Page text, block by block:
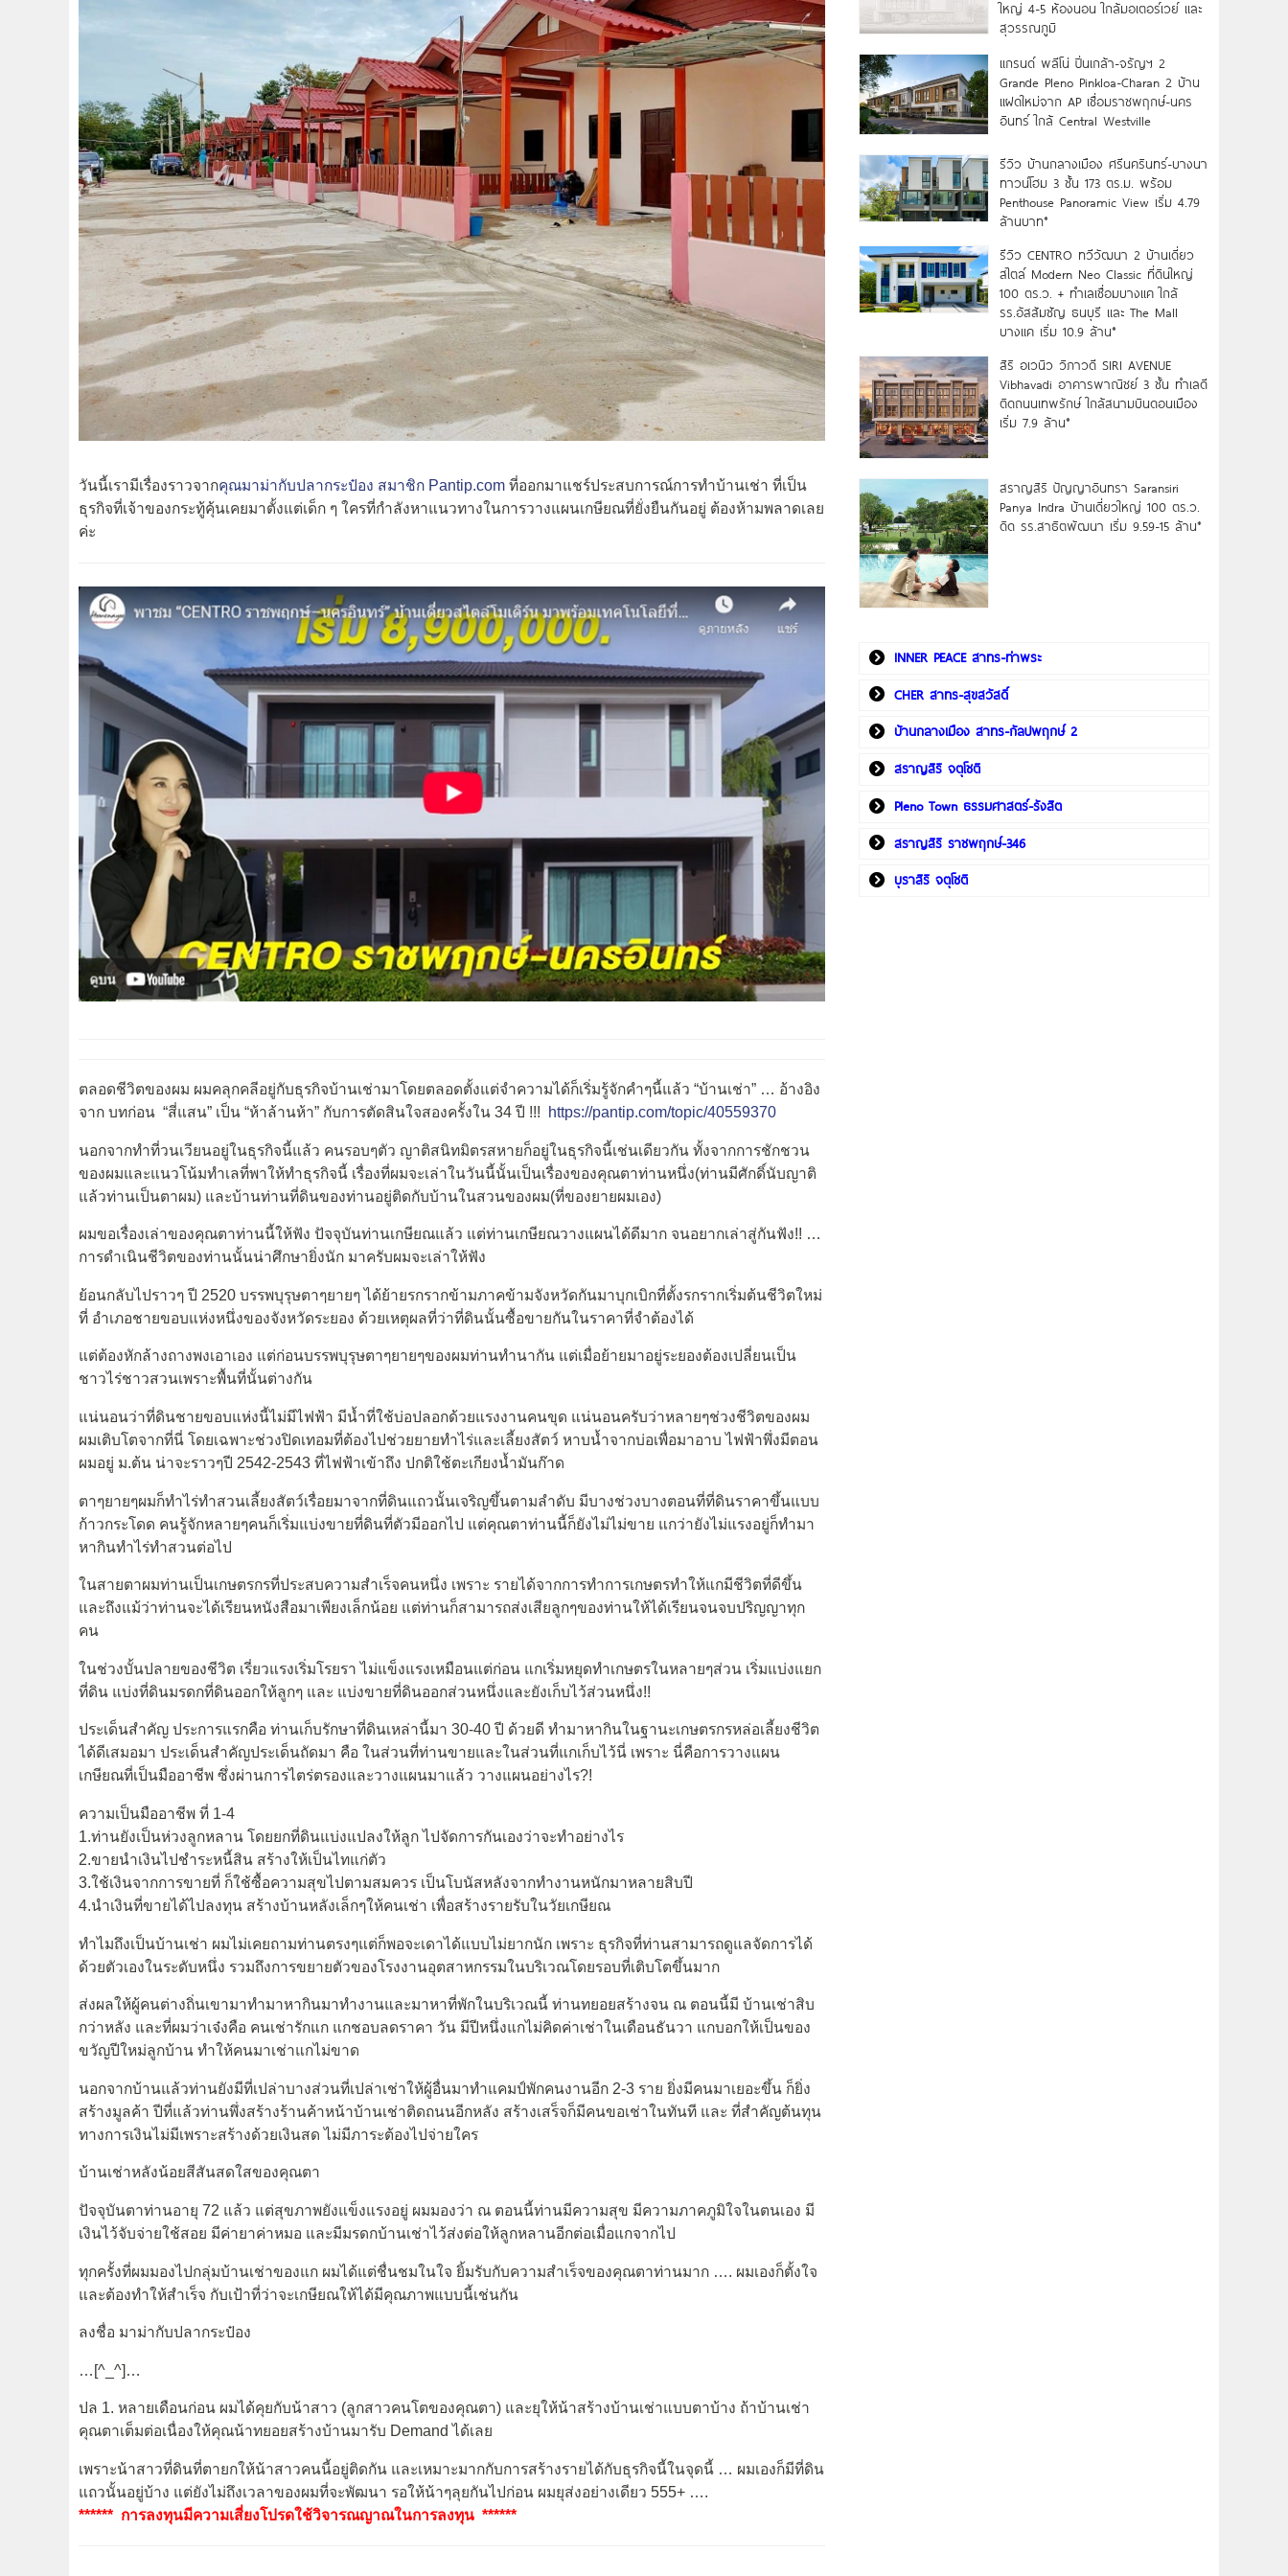
วันนี้เรามีเรื่องราวจากคุณมาม่ากับปลากระป๋อง สมาชิก Pantip.com ที่ออกมาแชร์ประสบการณ์การทำบ้านเช่า ที่เป็น
ธุรกิจที่เจ้าของกระทู้คุ้นเคยมาตั้งแต่เด็ก ๆ ใครที่กำลังหาแนวทางในการวางแผนเกษียณที่ยั่งยืนกันอยู่ ต้องห้ามพลาดเลย
ค่ะ
ตลอดชีวิตของผม ผมคลุกคลีอยู่กับธุรกิจบ้านเช่ามาโดยตลอดตั้งแต่จำความได้ก็เริ่มรู้จักคำๆนี้แล้ว “บ้านเช่า” … อ้างอิง
จาก บทก่อน “สี่แสน” เป็น “ห้าล้านห้า” กับการตัดสินใจสองครั้งใน 34 ปี !!!
https://pantip.com/topic/40559370
นอกจากทำที่วนเวียนอยู่ในธุรกิจนี้แล้ว คนรอบๆตัว ญาติสนิทมิตรสหายก็อยู่ในธุรกิจนี้เช่นเดียวกัน ทั้งจากการชักชวน
ของผมและแนวโน้มทำเลที่พาให้ทำธุรกิจนี้ เรื่องที่ผมจะเล่าในวันนี้นั้นเป็นเรื่องของคุณตาท่านหนึ่ง(ท่านมีศักดิ์นับญาติ
แล้วท่านเป็นตาผม) และบ้านท่านที่ดินของท่านอยู่ติดกับบ้านในสวนของผม(ที่ของยายผมเอง)
ผมขอเรื่องเล่าของคุณตาท่านนี้ให้ฟัง ปัจจุบันท่านเกษียณแล้ว แต่ท่านเกษียณวางแผนได้ดีมาก จนอยากเล่าสู่กันฟัง!! …
การดำเนินชีวิตของท่านนั้นน่าศึกษายิ่งนัก มาครับผมจะเล่าให้ฟัง
ย้อนกลับไปราวๆ ปี 2520 บรรพบุรุษตาๆยายๆ ได้ย้ายรกรากข้ามภาคข้ามจังหวัดกันมาบุกเบิกที่ตั้งรกรากเริ่มต้นชีวิตใหม่
ที่ อำเภอชายขอบแห่งหนึ่งของจังหวัดระยอง ด้วยเหตุผลที่ว่าที่ดินนั้นซื้อขายกันในราคาที่จำต้องได้
แต่ต้องหักล้างถางพงเอาเอง แต่ก่อนบรรพบุรุษตาๆยายๆของผมท่านทำนากัน แต่เมื่อย้ายมาอยู่ระยองต้องเปลี่ยนเป็น
ชาวไร่ชาวสวนเพราะพื้นที่นั้นต่างกัน
แน่นอนว่าที่ดินชายขอบแห่งนี้ไม่มีไฟฟ้า มีน้ำที่ใช้บ่อปลอกด้วยแรงงานคนขุด แน่นอนครับว่าหลายๆช่วงชีวิตของผม
ผมเติบโตจากที่นี่ โดยเฉพาะช่วงปิดเทอมที่ต้องไปช่วยยายทำไร่และเลี้ยงสัตว์ หาบน้ำจากบ่อเพื่อมาอาบ ไฟฟ้าพึ่งมีตอน
ผมอยู่ ม.ต้น น่าจะราวๆปี 2542-2543 ที่ไฟฟ้าเข้าถึง ปกติใช้ตะเกียงน้ำมันก๊าด
ตาๆยายๆผมก็ทำไร่ทำสวนเลี้ยงสัตว์เรื่อยมาจากที่ดินแถวนั้นเจริญขึ้นตามลำดับ มีบางช่วงบางตอนที่ที่ดินราคาขึ้นแบบ
ก้าวกระโดด คนรู้จักหลายๆคนก็เริ่มแบ่งขายที่ดินที่ตัวมีออกไป แต่คุณตาท่านนี้ก็ยังไม่ไม่ขาย แกว่ายังไม่แรงอยู่ก็ทำมา
หากินทำไร่ทำสวนต่อไป
ในสายตาผมท่านเป็นเกษตรกรที่ประสบความสำเร็จคนหนึ่ง เพราะ รายได้จากการทำการเกษตรทำให้แกมีชีวิตที่ดีขึ้น
และถึงแม้ว่าท่านจะได้เรียนหนังสือมาเพียงเล็กน้อย แต่ท่านก็สามารถส่งเสียลูกๆของท่านให้ได้เรียนจนจบปริญญาทุก
คน
ในช่วงบั้นปลายของชีวิต เรี่ยวแรงเริ่มโรยรา ไม่แข็งแรงเหมือนแต่ก่อน แกเริ่มหยุดทำเกษตรในหลายๆส่วน เริ่มแบ่งแยก
ที่ดิน แบ่งที่ดินมรดกที่ดินออกให้ลูกๆ และ แบ่งขายที่ดินออกส่วนหนึ่งและยังเก็บไว้ส่วนหนึ่ง!!
ประเด็นสำคัญ ประการแรกคือ ท่านเก็บรักษาที่ดินเหล่านี้มา 30-40 ปี ด้วยดี ทำมาหากินในฐานะเกษตรกรหล่อเลี้ยงชีวิต
ได้ดีเสมอมา ประเด็นสำคัญประเด็นถัดมา คือ ในส่วนที่ท่านขายและในส่วนที่แกเก็บไว้นี่ เพราะ นี่คือการวางแผน
เกษียณที่เป็นมืออาชีพ ซึ่งผ่านการไตร่ตรองและวางแผนมาแล้ว วางแผนอย่างไร?!
ความเป็นมืออาชีพ ที่ 1-4
1.ท่านยังเป็นห่วงลูกหลาน โดยยกที่ดินแบ่งแปลงให้ลูก ไปจัดการกันเองว่าจะทำอย่างไร
2.ขายนำเงินไปชำระหนี้สิน สร้างให้เป็นไทแก่ตัว
3.ใช้เงินจากการขายที่ ก็ใช้ซื้อความสุขไปตามสมควร เป็นโบนัสหลังจากทำงานหนักมาหลายสิบปี
4.นำเงินที่ขายได้ไปลงทุน สร้างบ้านหลังเล็กๆให้คนเช่า เพื่อสร้างรายรับในวัยเกษียณ
ทำไมถึงเป็นบ้านเช่า ผมไม่เคยถามท่านตรงๆแต่ก็พอจะเดาได้แบบไม่ยากนัก เพราะ ธุรกิจที่ท่านสามารถดูแลจัดการได้
ด้วยตัวเองในระดับหนึ่ง รวมถึงการขยายตัวของโรงงานอุตสาหกรรมในบริเวณโดยรอบที่เติบโตขึ้นมาก
ส่งผลให้ผู้คนต่างถิ่นเขามาทำมาหากินมาทำงานและมาหาที่พักในบริเวณนี้ ท่านทยอยสร้างจน ณ ตอนนี้มี บ้านเช่าสิบ
กว่าหลัง และที่ผมว่าเจ๋งคือ คนเช่ารักแก แกชอบลดราคา วัน มีปีหนึ่งแกไม่คิดค่าเช่าในเดือนธันวา แกบอกให้เป็นของ
ขวัญปีใหม่ลูกบ้าน ทำให้คนมาเช่าแกไม่ขาด
นอกจากบ้านแล้วท่านยังมีที่เปล่าบางส่วนที่เปล่าเช่าให้ผู้อื่นมาทำแคมป์พักคนงานอีก 2-3 ราย ยิ่งมีคนมาเยอะขึ้น ก็ยิ่ง
สร้างมูลค้า ปีที่แล้วท่านพึ่งสร้างร้านค้าหน้าบ้านเช่าติดถนนอีกหลัง สร้างเสร็จก็มีคนขอเช่าในทันที และ ที่สำคัญต้นทุน
ทางการเงินไม่มีเพราะสร้างด้วยเงินสด ไม่มีภาระต้องไปจ่ายใคร
บ้านเช่าหลังน้อยสีสันสดใสของคุณตา
ปัจจุบันตาท่านอายุ 72 แล้ว แต่สุขภาพยังแข็งแรงอยู่ ผมมองว่า ณ ตอนนี้ท่านมีความสุข มีความภาคภูมิใจในตนเอง มี
เงินไว้จับจ่ายใช้สอย มีค่ายาค่าหมอ และมีมรดกบ้านเช่าไว้ส่งต่อให้ลูกหลานอีกต่อเมื่อแกจากไป
ทุกครั้งที่ผมมองไปกลุ่มบ้านเช่าของแก ผมได้แต่ชื่นชมในใจ ยิ้มรับกับความสำเร็จของคุณตาท่านมาก …. ผมเองก็ตั้งใจ
และต้องทำให้สำเร็จ กับเป้าที่ว่าจะเกษียณให้ได้มีคุณภาพแบบนี้เช่นกัน
ลงชื่อ มาม่ากับปลากระป๋อง
…[^_^]…
ปล 1. หลายเดือนก่อน ผมได้คุยกับน้าสาว (ลูกสาวคนโตของคุณตา) และยุให้น้าสร้างบ้านเช่าแบบตาบ้าง ถ้าบ้านเช่า
คุณตาเต็มต่อเนื่องให้คุณน้าทยอยสร้างบ้านมารับ Demand ได้เลย
เพราะน้าสาวที่ดินที่ตายกให้น้าสาวคนนี้อยู่ติดกัน และเหมาะมากกับการสร้างรายได้กับธุรกิจนี้ในจุดนี้ … ผมเองก็มีที่ดิน
แถวนั้นอยู่บ้าง แต่ยังไม่ถึงเวลาของผมที่จะพัฒนา รอให้น้าๆลุยกันไปก่อน ผมยุส่งอย่างเดียว 555+ ….
****** การลงทุนมีความเสี่ยงโปรดใช้วิจารณญาณในการลงทุน ******
ใหญ่ 4-5 ห้องนอน ใกล้มอเตอร์เวย์ และ
สุวรรณภูมิ
แกรนด์ พลีโน่ ปิ่นเกล้า-จรัญฯ 2
Grande Pleno Pinkloa-Charan 2 บ้าน
แฝดใหม่จาก AP เชื่อมราชพฤกษ์-นคร
อินทร์ ใกล้ Central Westville
รีวิว บ้านกลางเมือง ศรีนครินทร์-บางนา
ทาวน์โฮม 3 ชั้น 173 ตร.ม. พร้อม
Penthouse Panoramic View เริ่ม 4.79
ล้านบาท*
รีวิว CENTRO ทวีวัฒนา 2 บ้านเดี่ยว
สไตล์ Modern Neo Classic ที่ดินใหญ่
100 ตร.ว. + ทำเลเชื่อมบางแค ใกล้
รร.อัสสัมชัญ ธนบุรี และ The Mall
บางแค เริ่ม 10.9 ล้าน*
สิริ อเวนิว วิภาวดี SIRI AVENUE
Vibhavadi อาคารพาณิชย์ 3 ชั้น ทำเลดี
ติดถนนเทพรักษ์ ใกล้สนามบินดอนเมือง
เริ่ม 7.9 ล้าน*
สราญสิริ ปัญญาอินทรา Saransiri
Panya Indra บ้านเดี่ยวใหญ่ 100 ตร.ว.
ดิด รร.สาธิตพัฒนา เริ่ม 9.59-15 ล้าน*
INNER PEACE สาทร-ท่าพระ
CHER สาทร-สุขสวัสดิ์
บ้านกลางเมือง สาทร-กัลปพฤกษ์ 2
สราญสิริ จตุโชติ
Pleno Town ธรรมศาสตร์-รังสิต
สราญสิริ ราชพฤกษ์-346
บุราสิริ จตุโชติ